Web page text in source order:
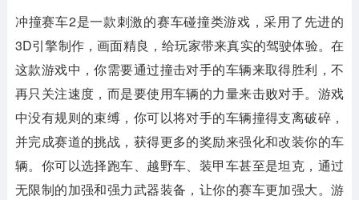
冲撞赛车2是一款刺激的赛车碰撞类游戏，采用了先进的
3D引擎制作，画面精良，给玩家带来真实的驾驶体验。在
这款游戏中，你需要通过撞击对手的车辆来取得胜利，不
再只关注速度，而是要使用车辆的力量来击败对手。游戏
中没有规则的束缚，你可以将对手的车辆撞得支离破碎，
并完成赛道的挑战，获得更多的奖励来强化和改装你的车
辆。你可以选择跑车、越野车、装甲车甚至是坦克，通过
无限制的加强和强力武器装备，让你的赛车更加强大。游